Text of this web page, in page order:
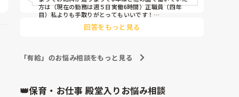
方は（現在の勤務は週５日実働6時間）正職員（四年
目）私よりも手取りがとってもいいです！
ボーナス等で照らし合わせても、同じかパートさんの方
が多いくらいなので、能力給の園を探されてみてはいか
回答をもっと見る
「有給」のお悩み相談をもっと見る
👑保育・お仕事 殿堂入りお悩み相談